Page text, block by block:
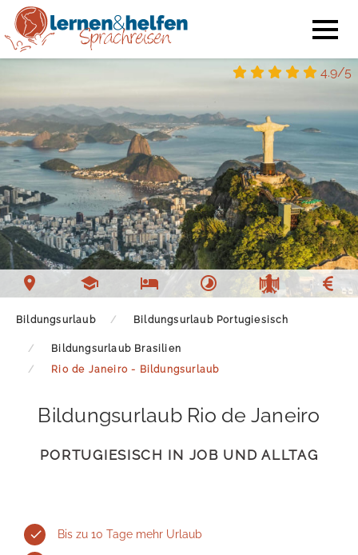
4.9/5
Bildungsurlaub Bildungsurlaub Portugiesisch
Bildungsurlaub Brasilien
Rio de Janeiro - Bildungsurlaub
Bildungsurlaub Rio de Janeiro
PORTUGIESISCH IN JOB UND ALLTAG
Bis zu 10 Tage mehr Urlaub